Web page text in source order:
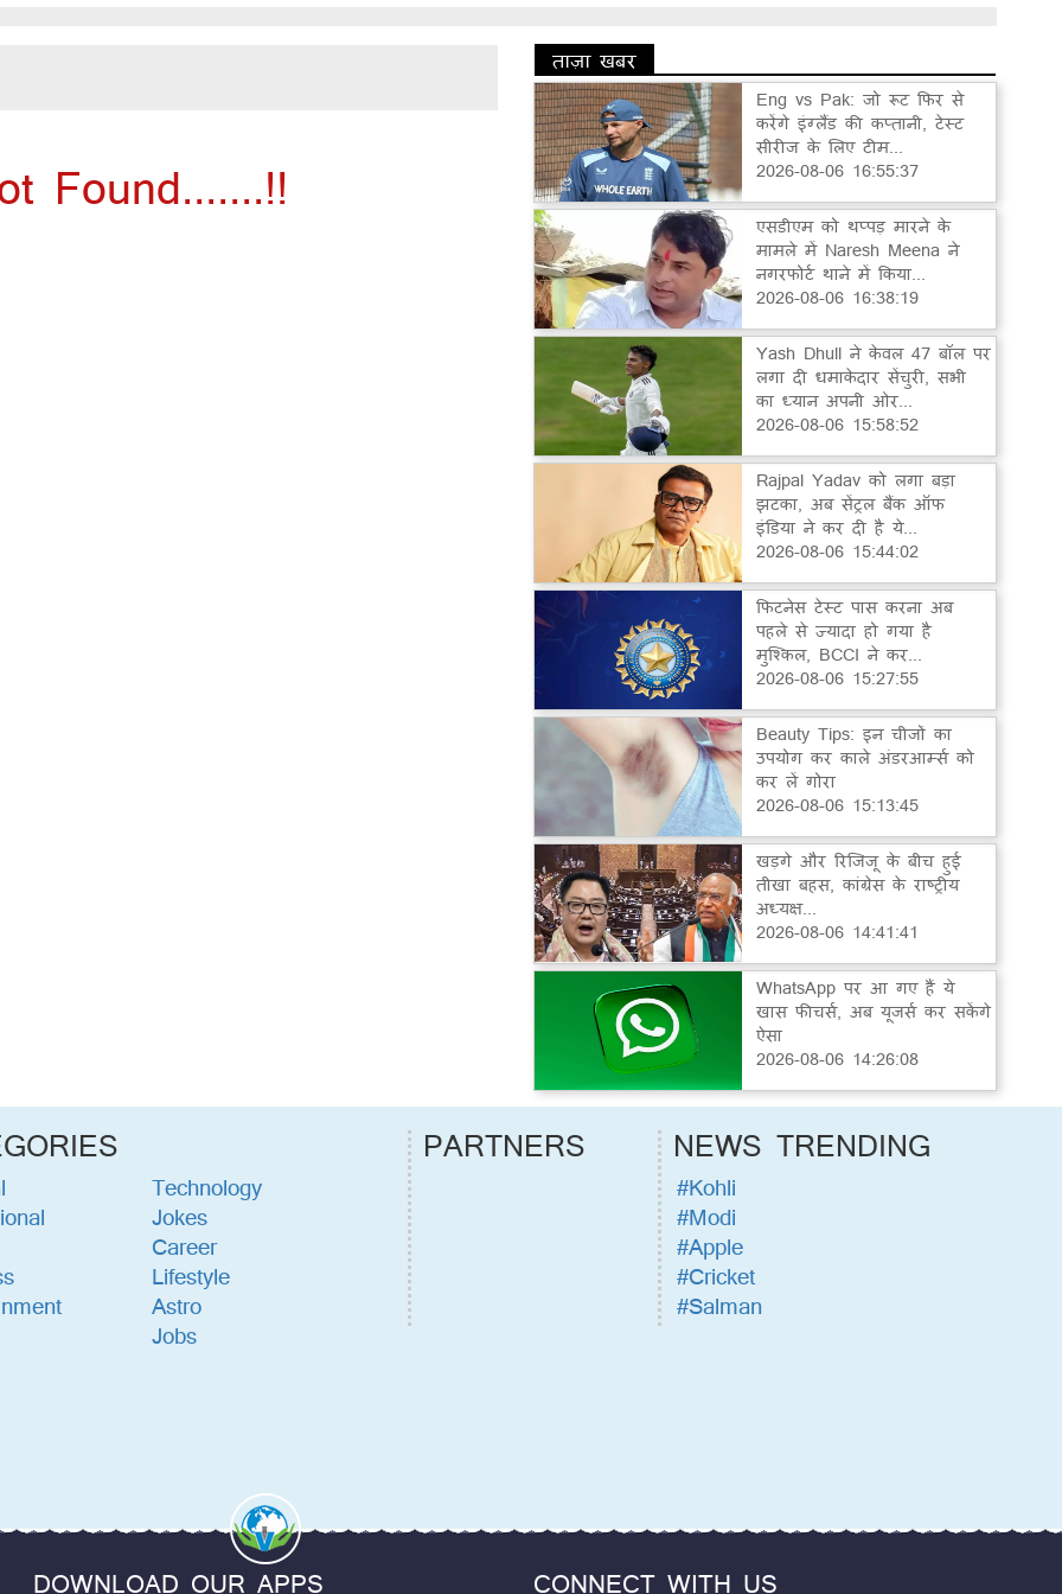
Found.......!!
ताज़ा खबर
Eng vs Pak: जो रूट फिर से
करेंगे इंग्लैंड की कप्तानी, टेस्ट
सीरीज के लिए टीम...
2026-08-06 16:55:37
एसडीएम को थप्पड़ मारने के
मामले में Naresh Meena ने
नगरफोर्ट थाने में किया...
2026-08-06 16:38:19
Yash Dhull ने केवल 47 बॉल पर
लगा दी धमाकेदार सेंचुरी, सभी
का ध्यान अपनी ओर...
2026-08-06 15:58:52
Rajpal Yadav को लगा बड़ा
झटका, अब सेंट्रल बैंक ऑफ
इंडिया ने कर दी है ये...
2026-08-06 15:44:02
फिटनेस टेस्ट पास करना अब
पहले से ज्यादा हो गया है
मुश्किल, BCCI ने कर...
2026-08-06 15:27:55
Beauty Tips: इन चीजों का
उपयोग कर काले अंडरआर्म्स को
कर लें गोरा
2026-08-06 15:13:45
खड़गे और रिजिजू के बीच हुई
तीखा बहस, कांग्रेस के राष्ट्रीय
अध्यक्ष...
2026-08-06 14:41:41
WhatsApp पर आ गए हैं ये
खास फीचर्स, अब यूजर्स कर सकेंगे
ऐसा
2026-08-06 14:26:08
Technology
Jokes
Career
Lifestyle
Astro
Jobs
PARTNERS NEWS TRENDING
#Kohli
#Modi
#Apple
#Cricket
#Salman
DOWNLOAD OUR APPS CONNECT WITH US